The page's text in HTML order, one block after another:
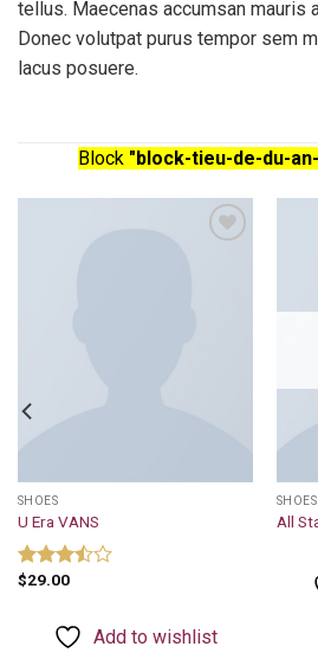
tellus. Maecenas accumsan mauris
Donec volutpat purus tempor sem
lacus posuere.
Block "block-tieu-de-du-
SHOES
U Era VANS
Rated
$29.00
Add to wishlist
SHOES
All